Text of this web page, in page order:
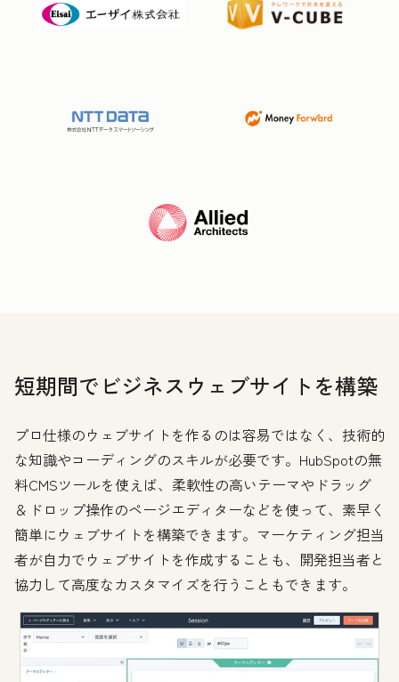
短期間でビジネスウェブサイトを構築
プロ仕様のウェブサイトを作るのは容易ではなく、技術的
な知識やコーディングのスキルが必要です。HubSpotの無
料CMSツールを使えば、柔軟性の高いテーマやドラッグ
＆ドロップ操作のページエディターなどを使って、素早く
簡単にウェブサイトを構築できます。マーケティング担当
者が自力でウェブサイトを作成することも、開発担当者と
協力して高度なカスタマイズを行うこともできます。